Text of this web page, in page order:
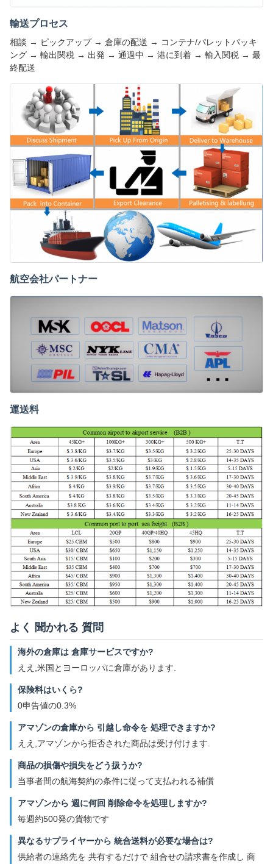
輸送プロセス
相談 → ピックアップ → 倉庫の配送 → コンテナ/パレットパッキ
ング → 輸出関税 → 出発 → 通過中 → 港に到着 → 輸入関税 → 最
終配送
航空会社パートナー
運送料
よく 聞かれる 質問
海外の倉庫は 倉庫サービスですか?
ええ,米国とヨーロッパに倉庫があります.
保険料はいくら?
0申告値の0.3%
アマゾンの倉庫から 引越し命令を 処理できますか?
ええ,アマゾンから拒否された商品は受け付けます.
商品の損傷や損失をどう扱うか?
当事者間の航海契約の条件に従って支払われる補償
アマゾンから 週に何回 削除命令を処理しますか?
毎週約500発の貨物です
異なるサプライヤーから 統合送料が必要な場合は?
供給者の連絡先を 共有するだけで 組合せの請求書を作成し 商